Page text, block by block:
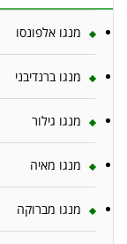
מנגו אלפונסו
מנגו ברנדיבני
מנגו גילור
מנגו מאיה
מנגו מברוקה